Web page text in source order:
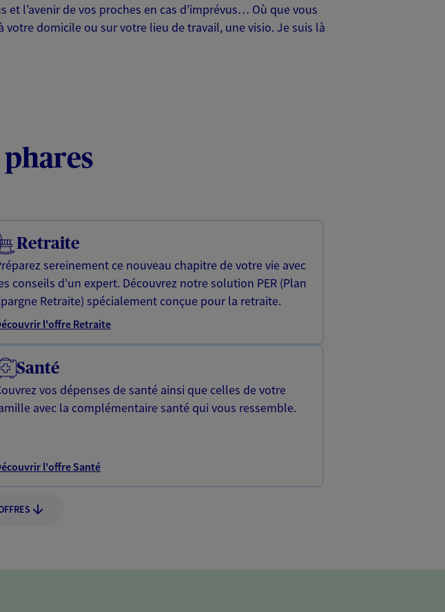
l’avenir de vos proches en cas d’imprévus… Où que vous
domicile ou sur votre lieu de travail, une visio. Je suis là
phares
Retraite
sereinement ce nouveau chapitre de votre vie avec
conseils d'un expert. Découvrez notre solution PER (Plan
Retraite) spécialement conçue pour la retraite.
l'offre Retraite
Santé
vos dépenses de santé ainsi que celles de votre
avec la complémentaire santé qui vous ressemble.
l'offre Santé